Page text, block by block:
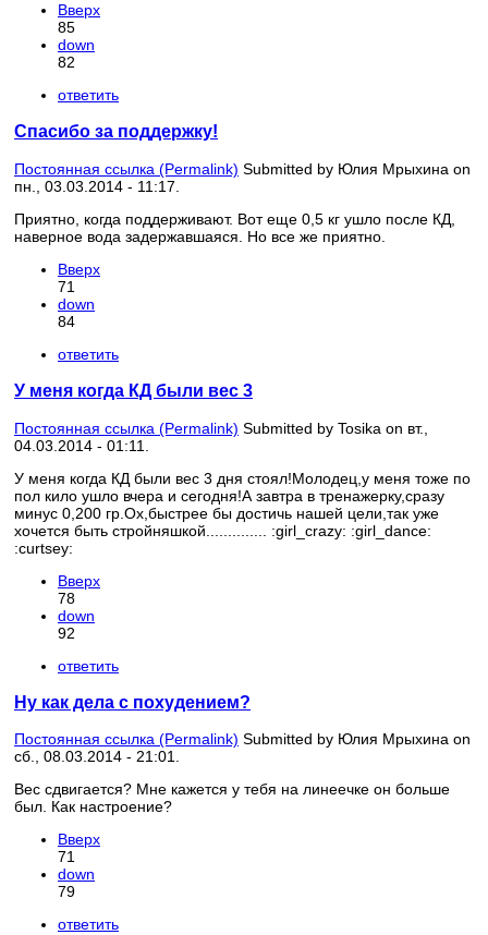
Вверх
85
down
82
ответить
Спасибо за поддержку!
Постоянная ссылка (Permalink) Submitted by Юлия Мрыхина on
пн., 03.03.2014 - 11:17.
Приятно, когда поддерживают. Вот еще 0,5 кг ушло после КД,
наверное вода задержавшаяся. Но все же приятно.
Вверх
71
down
84
ответить
У меня когда КД были вес 3
Постоянная ссылка (Permalink) Submitted by Tosika on вт.,
04.03.2014 - 01:11.
У меня когда КД были вес 3 дня стоял!Молодец,у меня тоже по
пол кило ушло вчера и сегодня!А завтра в тренажерку,сразу
минус 0,200 гр.Ох,быстрее бы достичь нашей цели,так уже
хочется быть стройняшкой.............. :girl_crazy: :girl_dance:
:curtsey:
Вверх
78
down
92
ответить
Ну как дела с похудением?
Постоянная ссылка (Permalink) Submitted by Юлия Мрыхина on
сб., 08.03.2014 - 21:01.
Вес сдвигается? Мне кажется у тебя на линеечке он больше
был. Как настроение?
Вверх
71
down
79
ответить